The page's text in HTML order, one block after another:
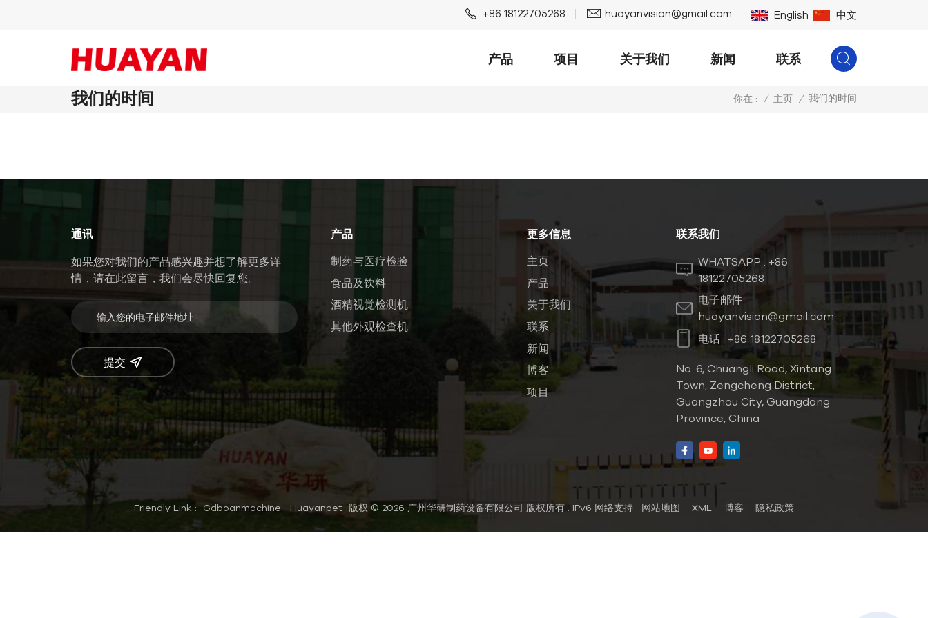
English 中文
+86 18122705268 huayanvision@gmail.com
产品 项目 关于我们 新闻 联系
我们的时间 你在 : / 主页 / 我们的时间
通讯
如果您对我们的产品感兴趣并想了解更多详
情，请在此留言，我们会尽快回复您。
提交
产品
制药与医疗检验
食品及饮料
酒精视觉检测机
其他外观检查机
更多信息
主页
产品
关于我们
联系
新闻
博客
项目
联系我们
WHATSAPP : +86
18122705268
电子邮件 :
huayanvision@gmail.com
电话 : +86 18122705268
No. 6, Chuangli Road, Xintang
Town, Zengcheng District,
Guangzhou City, Guangdong
Province, China
Friendly Link : Gdboanmachine Huayanpet 版权 © 2026 广州华研制药设备有限公司 版权所有 . IPv6 网络支持 网站地图 XML 博客 隐私政策